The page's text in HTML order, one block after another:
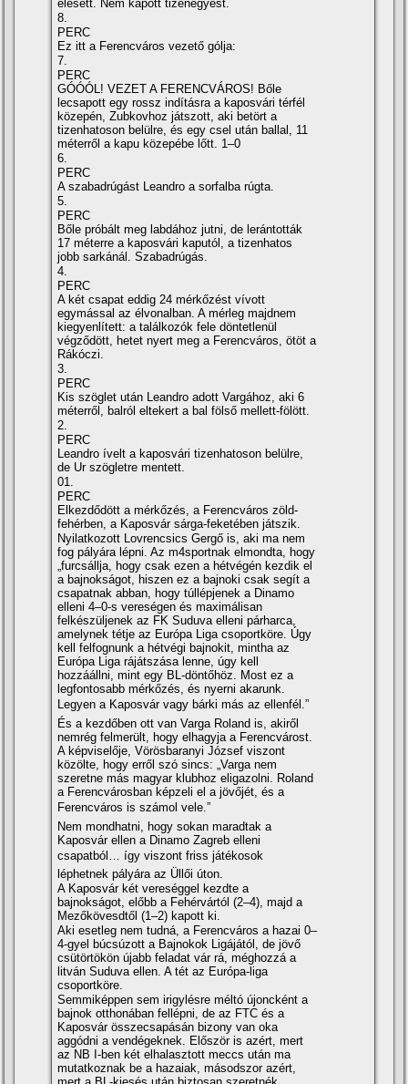
elesett. Nem kapott tizenegyest.
8.
PERC
Ez itt a Ferencváros vezető gólja:
7.
PERC
GÓÓÓL! VEZET A FERENCVÁROS! Bőle
lecsapott egy rossz indí­tásra a kaposvári térfél
közepén, Zubkovhoz játszott, aki betört a
tizenhatoson belülre, és egy csel után ballal, 11
méterről a kapu közepébe lőtt. 1–0
6.
PERC
A szabadrúgást Leandro a sorfalba rúgta.
5.
PERC
Bőle próbált meg labdához jutni, de lerántották
17 méterre a kaposvári kaputól, a tizenhatos
jobb sarkánál. Szabadrúgás.
4.
PERC
A két csapat eddig 24 mérkőzést ví­vott
egymással az élvonalban. A mérleg majdnem
kiegyenlí­tett: a találkozók fele döntetlenül
végződött, hetet nyert meg a Ferencváros, ötöt a
Rákóczi.
3.
PERC
Kis szöglet után Leandro adott Vargához, aki 6
méterről, balról eltekert a bal fölső mellett-fölött.
2.
PERC
Leandro í­velt a kaposvári tizenhatoson belülre,
de Ur szögletre mentett.
01.
PERC
Elkezdődött a mérkőzés, a Ferencváros zöld-
fehérben, a Kaposvár sárga-feketében játszik.
Nyilatkozott Lovrencsics Gergő is, aki ma nem
fog pályára lépni. Az m4sportnak elmondta, hogy
„furcsállja, hogy csak ezen a hétvégén kezdik el
a bajnokságot, hiszen ez a bajnoki csak segí­t a
csapatnak abban, hogy túllépjenek a Dinamo
elleni 4–0-s vereségen és maximálisan
felkészüljenek az FK Suduva elleni párharca,
amelynek tétje az Európa Liga csoportköre. Úgy
kell felfognunk a hétvégi bajnokit, mintha az
Európa Liga rájátszása lenne, úgy kell
hozzáállni, mint egy BL-döntőhöz. Most ez a
legfontosabb mérkőzés, és nyerni akarunk.
Legyen a Kaposvár vagy bárki más az ellenfél.”
És a kezdőben ott van Varga Roland is, akiről
nemrég felmerült, hogy elhagyja a Ferencvárost.
A képviselője, Vörösbaranyi József viszont
közölte, hogy erről szó sincs: „Varga nem
szeretne más magyar klubhoz eligazolni. Roland
a Ferencvárosban képzeli el a jövőjét, és a
Ferencváros is számol vele.”
Nem mondhatni, hogy sokan maradtak a
Kaposvár ellen a Dinamo Zagreb elleni
csapatból… így viszont friss játékosok
léphetnek pályára az Üllői úton.
A Kaposvár két vereséggel kezdte a
bajnokságot, előbb a Fehérvártól (2–4), majd a
Mezőkövesdtől (1–2) kapott ki.
Aki esetleg nem tudná, a Ferencváros a hazai 0–
4-gyel búcsúzott a Bajnokok Ligájától, de jövő
csütörtökön újabb feladat vár rá, méghozzá a
litván Suduva ellen. A tét az Európa-liga
csoportköre.
Semmiképpen sem irigylésre méltó újoncként a
bajnok otthonában fellépni, de az FTC és a
Kaposvár összecsapásán bizony van oka
aggódni a vendégeknek. Először is azért, mert
az NB I-ben két elhalasztott meccs után ma
mutatkoznak be a hazaiak, másodszor azért,